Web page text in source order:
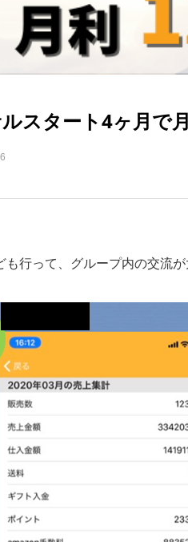
スタート4ヶ月で
も行って、グループ内の交流が